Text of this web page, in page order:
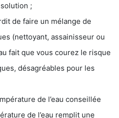
;
de faire un mélange de
(nettoyant, assainisseur ou
fait que vous courez le risque
désagréables pour les
de l’eau conseillée
de l’eau remplit une